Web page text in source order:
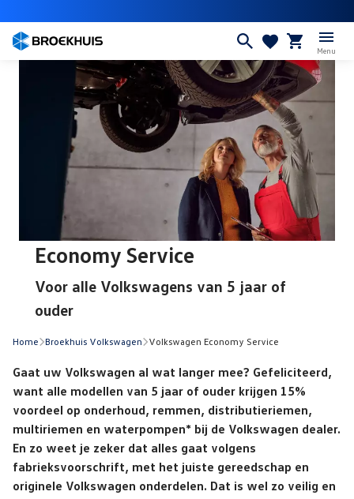
naar
Menu
Economy Service
Voor alle Volkswagens van 5 jaar of
ouder
Home Broekhuis Volkswagen Volkswagen Economy Service
Gaat uw Volkswagen al wat langer mee? Gefeliciteerd,
want alle modellen van 5 jaar of ouder krijgen 15%
voordeel op onderhoud, remmen, distributieriemen,
multiriemen en waterpompen* bij de Volkswagen dealer.
En zo weet je zeker dat alles gaat volgens
fabrieksvoorschrift, met het juiste gereedschap en
originele Volkswagen onderdelen. Dat is wel zo veilig en